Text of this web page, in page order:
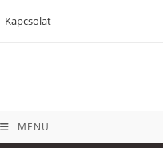
Kapcsolat
MENÜ